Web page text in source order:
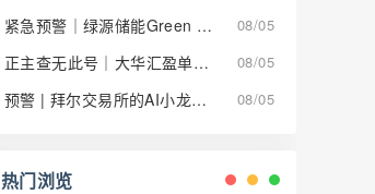
紧急预警｜绿源储能Green Source：披着新能源外衣的庞氏传销盘，8月千人大会就是收割信号 08/05
正主查无此号｜大华汇盈单割跑路中：柬埔寨骗子套牌巴黎狮集团，你的本金已清零 08/05
预警 | 拜尔交易所的AI小龙虾就是9级传销的马甲，日息1.5%养肥了就该宰了 08/05
热门浏览